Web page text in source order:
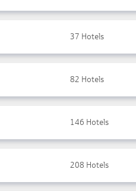
37 Hotels
82 Hotels
146 Hotels
208 Hotels